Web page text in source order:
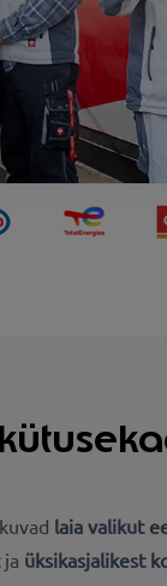
laia valikut
ja üksikasjalikest